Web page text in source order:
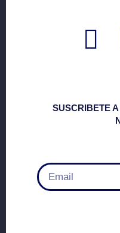
SUSCRIBETE